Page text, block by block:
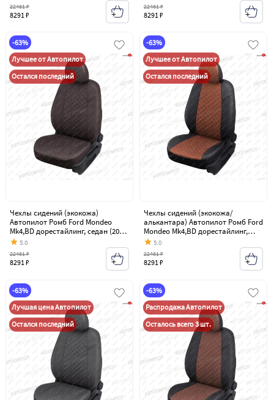
8291 ₽
22461 ₽
8291 ₽
22461 ₽
-63%
Лучшее от Автопилот
Остался последний
Чехлы сидений (экокожа)
Автопилот Ромб Ford Mondeo
Mk4,BD дорестайлинг, седан (2007-
2010)
5.0
8291 ₽
22461 ₽
-63%
Лучшее от Автопилот
Остался последний
Чехлы сидений (экокожа/
алькантара) Автопилот Ромб Ford
Mondeo Mk4,BD дорестайлинг,
седан (2007-2010)
5.0
8291 ₽
22461 ₽
-63%
Лучшая цена Автопилот
Остался последний
-63%
Распродажа Автопилот
Осталось всего 3 шт.